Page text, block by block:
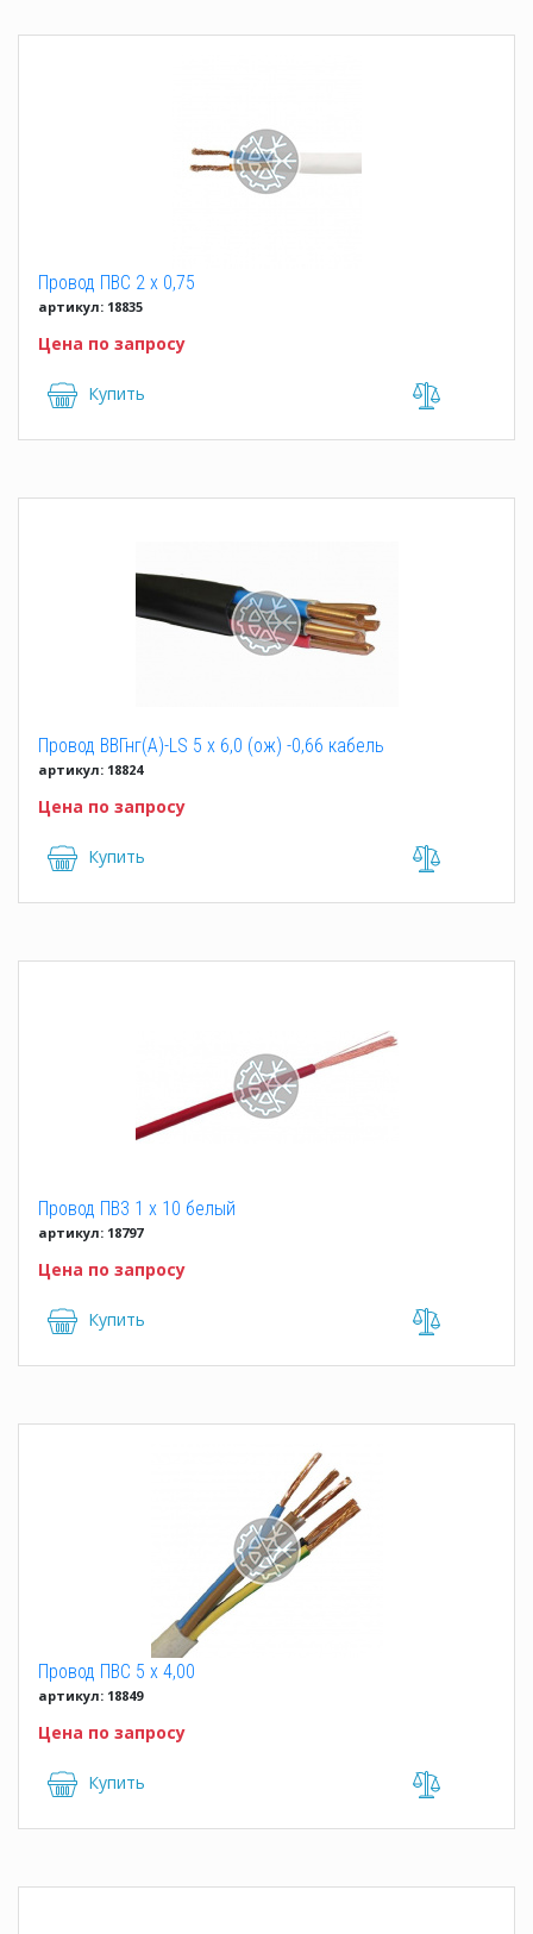
Провод ПВС 2 x 0,75
артикул: 18835
Цена по запросу
Купить
Провод ВВГнг(А)-LS 5 x 6,0 (ож) -0,66 кабель
артикул: 18824
Цена по запросу
Купить
Провод ПВ3 1 x 10 белый
артикул: 18797
Цена по запросу
Купить
Провод ПВС 5 x 4,00
артикул: 18849
Цена по запросу
Купить